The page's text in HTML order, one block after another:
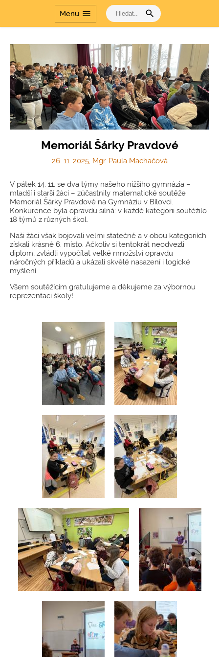
Menu menu search
Memoriál Šárky Pravdové
26. 11. 2025, Mgr. Paula Machačová
V pátek 14. 11. se dva týmy našeho nižšího gymnázia –
mladší i starší žáci – zúčastnily matematické soutěže
Memoriál Šárky Pravdové na Gymnáziu v Bílovci.
Konkurence byla opravdu silná: v každé kategorii soutěžilo
18 týmů z různých škol.
Naši žáci však bojovali velmi statečně a v obou kategoriích
získali krásné 6. místo. Ačkoliv si tentokrát neodvezli
diplom, zvládli vypočítat velké množství opravdu
náročných příkladů a ukázali skvělé nasazení i logické
myšlení.
Všem soutěžícím gratulujeme a děkujeme za výbornou
reprezentaci školy!